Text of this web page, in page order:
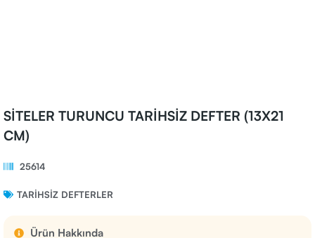
SİTELER TURUNCU TARİHSİZ DEFTER (13X21
CM)
25614
TARIHSIZ DEFTERLER
Ürün Hakkında